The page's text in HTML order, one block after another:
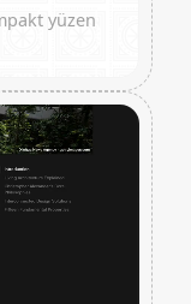
yüzen